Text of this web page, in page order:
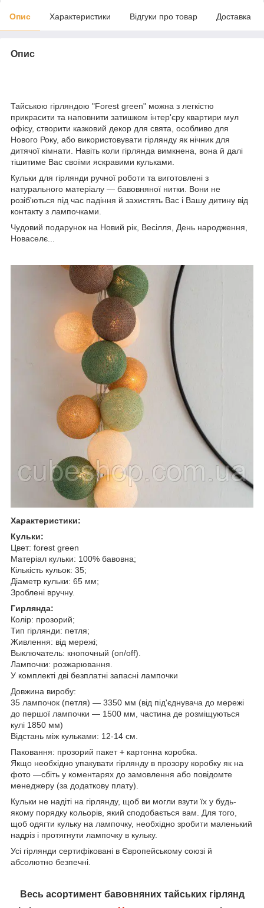
Опис Характеристики Відгуки про товар Доставка
Опис
Тайською гірляндою "Forest green" можна з легкістю
прикрасити та наповнити затишком інтер'єру квартири мул
офісу, створити казковий декор для свята, особливо для
Нового Року, або використовувати гірлянду як нічник для
дитячої кімнати. Навіть коли гірлянда вимкнена, вона й далі
тішитиме Вас своїми яскравими кульками.
Кульки для гірлянди ручної роботи та виготовлені з
натурального матеріалу — бавовняної нитки. Вони не
розіб'ються під час падіння й захистять Вас і Вашу дитину від
контакту з лампочками.
Чудовий подарунок на Новий рік, Весілля, День народження,
Новаселє...
Характеристики:
Кульки:
Цвет: forest green
Матеріал кульки: 100% бавовна;
Кількість кульок: 35;
Діаметр кульки: 65 мм;
Зроблені вручну.
Гирлянда:
Колір: прозорий;
Тип гірлянди: петля;
Живлення: від мережі;
Выключатель: кнопочный (on/off).
Лампочки: розжарювання.
У комплекті дві безплатні запасні лампочки
Довжина виробу:
35 лампочок (петля) — 3350 мм (від під'єднувача до мережі
до першої лампочки — 1500 мм, частина де розміщуються
кулі 1850 мм)
Відстань між кульками: 12-14 см.
Паковання: прозорий пакет + картонна коробка.
Якщо необхідно упакувати гірлянду в прозору коробку як на
фото —сбіть у коментарях до замовлення або повідомте
менеджеру (за додаткову плату).
Кульки не надіті на гірлянду, щоб ви могли взути їх у будь-
якому порядку кольорів, який сподобається вам. Для того,
щоб одягти кульку на лампочку, необхідно зробити маленький
надріз і протягнути лампочку в кульку.
Усі гірлянди сертифіковані в Європейському союзі й
абсолютно безпечні.
Весь асортимент бавовняних тайських гірлянд